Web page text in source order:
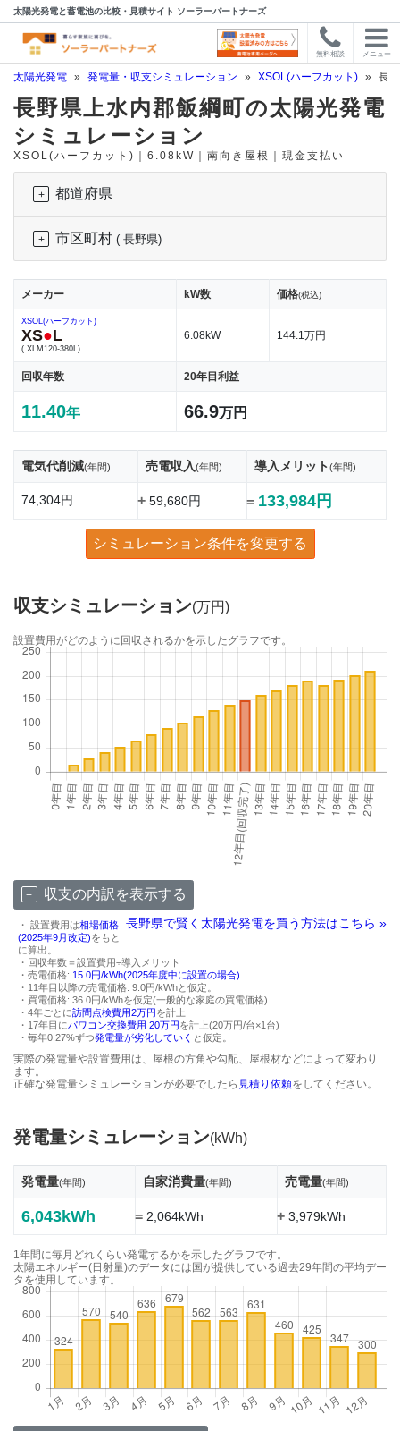
太陽光発電と蓄電池の比較・見積サイト ソーラーパートナーズ
無料相談 メニュー
太陽光発電 » 発電量・収支シミュレーション » XSOL(ハーフカット) » 長
長野県上水内郡飯綱町の太陽光発電
シミュレーション
XSOL(ハーフカット)｜6.08kW｜南向き屋根｜現金支払い
都道府県
市区町村 ( 長野県)
メーカー kW数 価格(税込)
XSOL(ハーフカット)
XS●L
( XLM120-380L)
6.08kW 144.1万円
回収年数 20年目利益
11.40年 66.9万円
電気代削減(年間) 売電収入(年間) 導入メリット(年間)
74,304円 +59,680円 = 133,984円
シミュレーション条件を変更する
収支シミュレーション(万円)
設置費用がどのように回収されるかを示したグラフです。
収支の内訳を表示する
長野県で賢く太陽光発電を買う方法はこちら »
・ 設置費用は相場価格
(2025年9月改定)をもと
に算出。
・回収年数＝設置費用÷導入メリット
・売電価格: 15.0円/kWh(2025年度中に設置の場合)
・11年目以降の売電価格: 9.0円/kWhと仮定。
・買電価格: 36.0円/kWhを仮定(一般的な家庭の買電価格)
・4年ごとに訪問点検費用2万円を計上
・17年目にパワコン交換費用 20万円を計上(20万円/台×1台)
・毎年0.27%ずつ発電量が劣化していく と仮定。
実際の発電量や設置費用は、屋根の方角や勾配、屋根材などによって変わり
ます。
正確な発電量シミュレーションが必要でしたら 見積り依頼をしてください。
発電量シミュレーション(kWh)
発電量(年間) 自家消費量(年間) 売電量(年間)
6,043kWh =2,064kWh +3,979kWh
1年間に毎月どれくらい発電するかを示したグラフです。
太陽エネルギー(日射量)のデータには国が提供している過去29年間の平均デー
タを使用しています。